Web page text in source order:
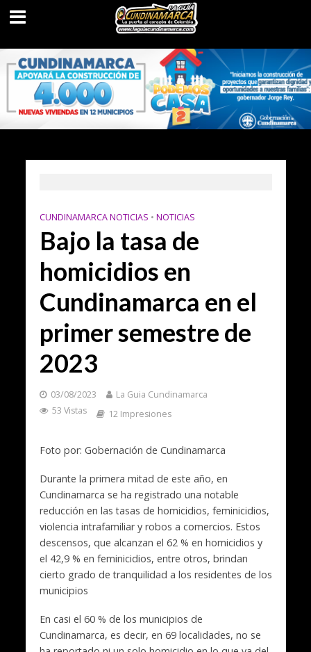
CUNDINAMARCA NOTICIAS • NOTICIAS
Bajo la tasa de
homicidios en
Cundinamarca en el
primer semestre de
2023
03/08/2023
La Guia Cundinamarca
53 Vistas
12 Impresiones
Foto por: Gobernación de Cundinamarca
Durante la primera mitad de este año, en
Cundinamarca se ha registrado una notable
reducción en las tasas de homicidios, feminicidios,
violencia intrafamiliar y robos a comercios. Estos
descensos, que alcanzan el 62 % en homicidios y
el 42,9 % en feminicidios, entre otros, brindan
cierto grado de tranquilidad a los residentes de los
municipios
En casi el 60 % de los municipios de
Cundinamarca, es decir, en 69 localidades, no se